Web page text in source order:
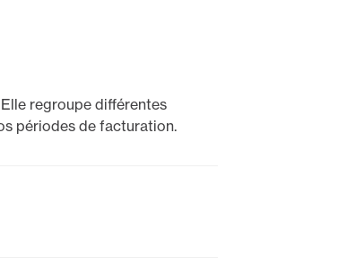
regroupe différentes
périodes de facturation.